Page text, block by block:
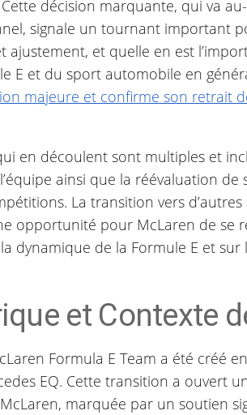
décision marquante, qui va
signale un tournant important
ajustement, et quelle en est
E et du sport automobile en
majeure et confirme son retrait
en découlent sont multiples et
ainsi que la réévaluation de
La transition vers
opportunité pour McLaren de se
dynamique de la Formule E et
et Contexte
Formula E Team a été créé
EQ. Cette transition a ouvert
marquée par un soutien